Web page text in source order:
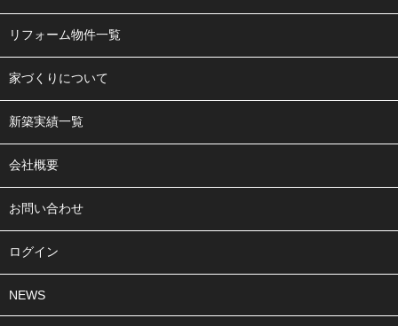
リフォーム物件一覧
家づくりについて
新築実績一覧
会社概要
お問い合わせ
ログイン
NEWS